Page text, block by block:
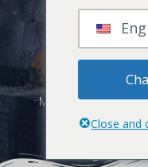
Erleben
Martube, der
Close and